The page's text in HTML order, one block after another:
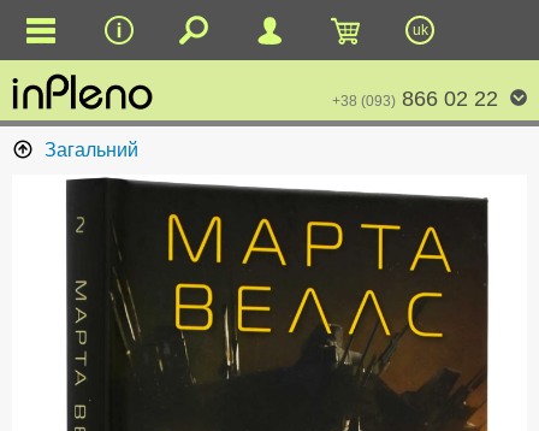
uk
+38 (093) 866 02 22
Загальний